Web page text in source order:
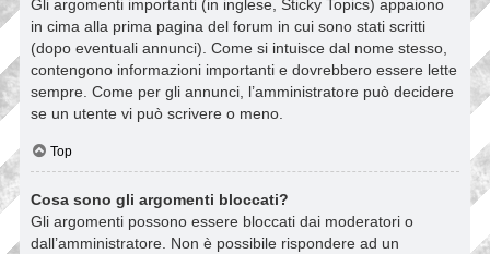
Gli argomenti importanti (in inglese, Sticky Topics) appaiono
in cima alla prima pagina del forum in cui sono stati scritti
(dopo eventuali annunci). Come si intuisce dal nome stesso,
contengono informazioni importanti e dovrebbero essere lette
sempre. Come per gli annunci, l’amministratore può decidere
se un utente vi può scrivere o meno.
Top
Cosa sono gli argomenti bloccati?
Gli argomenti possono essere bloccati dai moderatori o
dall’amministratore. Non è possibile rispondere ad un